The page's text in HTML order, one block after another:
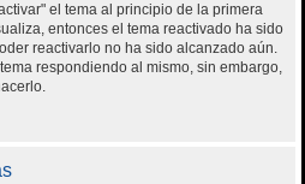
el tema al principio de la primera
entonces el tema reactivado ha sido
reactivarlo no ha sido alcanzado aún.
respondiendo al mismo, sin embargo,